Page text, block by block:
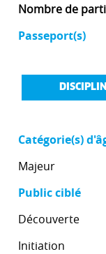
Nombre de
Passeport(s)
Catégorie(s)
Majeur
Public ciblé
Découverte
Initiation